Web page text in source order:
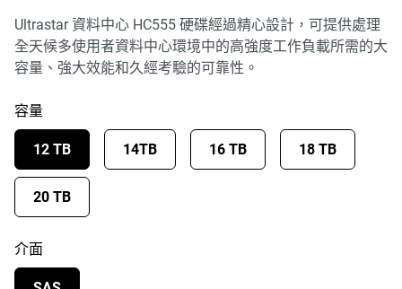
Ultrastar 資料中心 HC555 硬碟經過精心設計，可提供處理
全天候多使用者資料中心環境中的高強度工作負載所需的大
容量、強大效能和久經考驗的可靠性。
容量
12 TB 14TB 16 TB 18 TB
20 TB
介面